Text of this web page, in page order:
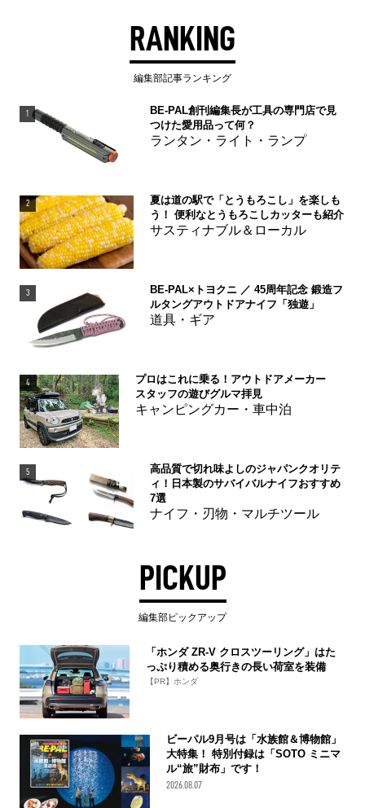
RANKING
編集部記事ランキング
1
BE-PAL創刊編集長が工具の専門店で見
つけた愛用品って何？
ランタン・ライト・ランプ
2
夏は道の駅で「とうもろこし」を楽しも
う！ 便利なとうもろこしカッターも紹介
サスティナブル＆ローカル
3
BE-PAL×トヨクニ ／ 45周年記念 鍛造フ
ルタングアウトドアナイフ「独遊」
道具・ギア
4
プロはこれに乗る！アウトドアメーカー
スタッフの遊びグルマ拝見
キャンピングカー・車中泊
5
高品質で切れ味よしのジャパンクオリテ
ィ！日本製のサバイバルナイフおすすめ
7選
ナイフ・刃物・マルチツール
PICKUP
編集部ピックアップ
「ホンダ ZR-V クロスツーリング」はた
っぷり積める奥行きの長い荷室を装備
【PR】ホンダ
ビーパル9月号は「水族館＆博物館」
大特集！ 特別付録は「SOTO ミニマ
ル“旅”財布」です！
2026.08.07